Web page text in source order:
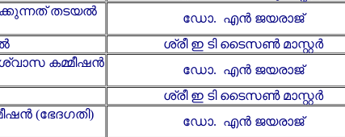
തടയൽ
ഡോ. എൻ ജയരാജ്
ശ്രീ ഇ ടി ടൈസൺ മാസ്റ്റർ
കമ്മീഷൻ
ഡോ. എൻ ജയരാജ്
ശ്രീ ഇ ടി ടൈസൺ മാസ്റ്റർ
(ഭേദഗതി)
ഡോ. എൻ ജയരാജ്